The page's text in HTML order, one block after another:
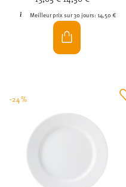
Meilleur prix sur 30 jours:14,50 €
-24%